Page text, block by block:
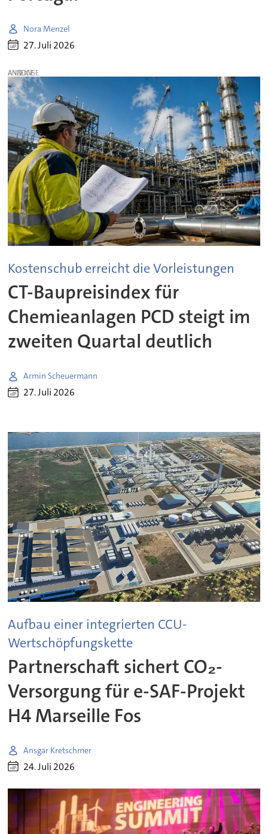
Nora Menzel
27. Juli 2026
ANZEIGE
Kostenschub erreicht die Vorleistungen
CT-Baupreisindex für
Chemieanlagen PCD steigt im
zweiten Quartal deutlich
Armin Scheuermann
27. Juli 2026
Aufbau einer integrierten CCU-
Wertschöpfungskette
Partnerschaft sichert CO₂-
Versorgung für e-SAF-Projekt
H4 Marseille Fos
Ansgar Kretschmer
24. Juli 2026